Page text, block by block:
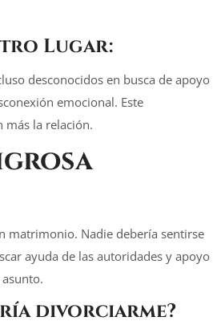
Lugar:
desconocidos en busca de apoyo
emocional. Este
más la relación.
matrimonio. Nadie debería sentirse
ayuda de las autoridades y apoyo
divorciarme?